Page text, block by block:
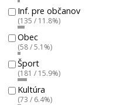
Inf. pre občanov
(135 / 11.8%)
Obec
(58 / 5.1%)
Šport
(181 / 15.9%)
Kultúra
(73 / 6.4%)